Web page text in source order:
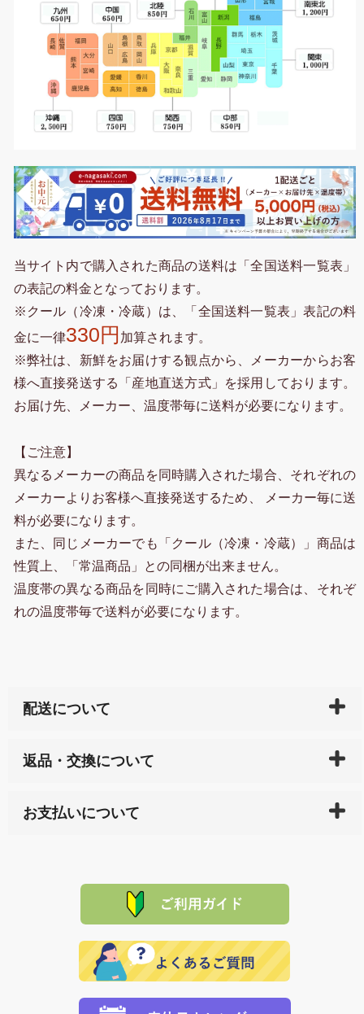
当サイト内で購入された商品の送料は「全国送料一覧表」
の表記の料金となっております。
※クール（冷凍・冷蔵）は、「全国送料一覧表」表記の料
金に一律330円 加算されます。
※弊社は、新鮮をお届けする観点から、メーカーからお客
様へ直接発送する「産地直送方式」を採用しております。
お届け先、メーカー、温度帯毎に送料が必要になります。
【ご注意】
異なるメーカーの商品を同時購入された場合、それぞれの
メーカーよりお客様へ直接発送するため、 メーカー毎に送
料が必要になります。
また、同じメーカーでも「クール（冷凍・冷蔵）」商品は
性質上、「常温商品」との同梱が出来ません。
温度帯の異なる商品を同時にご購入された場合は、それぞ
れの温度帯毎で送料が必要になります。
配送について
天ペイ」の方はご注文受付後）、 長崎県下全域に点在
サイト内で購入された商品の送料は、こちらの
全国送
れの生産メーカーからお客様の元へ直送いたしますの
で、 それぞれ個別に送料が必要になります。
返品・交換について
または配送途中の 事故などで不都合が生じている場合
品代金を返金いたします。）
その際は誠に申し訳ありませんが、当協会までご注文
願いいたします。
お支払いについて
た場合、お客様からの ご入金を確認した後で、商品を
※「クレジットカード」「PayPay」「楽天ペイ」を指
定された場合は、準備出来次第の便にてお送りいたし
ます。 （到着日指定をされている場合は、ご指定の日
程に合わせてお届けいたします。）